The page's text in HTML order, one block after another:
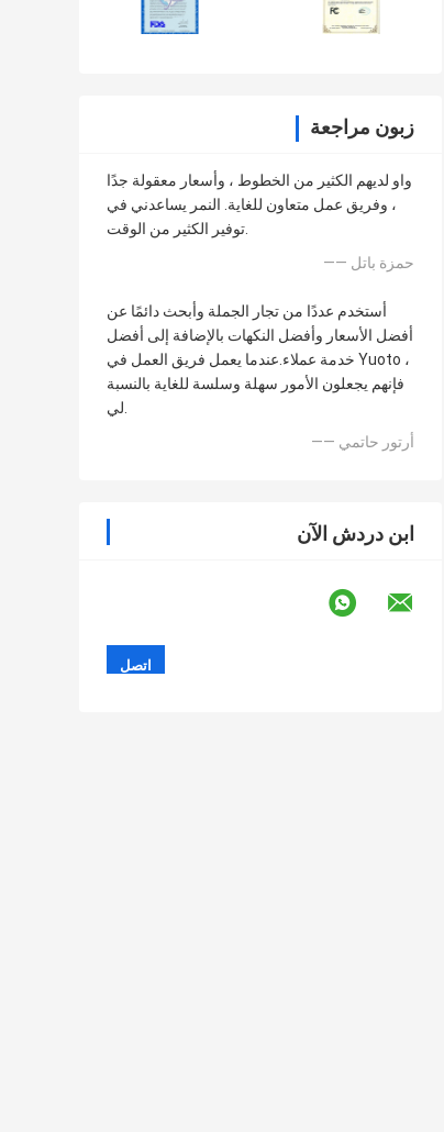
زبون مراجعة
واو لديهم الكثير من الخطوط ، وأسعار معقولة جدًا
، وفريق عمل متعاون للغاية. النمر يساعدني في
توفير الكثير من الوقت.
—— حمزة باتل
أستخدم عددًا من تجار الجملة وأبحث دائمًا عن
أفضل الأسعار وأفضل النكهات بالإضافة إلى أفضل
خدمة عملاء.عندما يعمل فريق العمل في Yuoto ،
فإنهم يجعلون الأمور سهلة وسلسة للغاية بالنسبة
لي.
—— أرتور حاتمي
ابن دردش الآن